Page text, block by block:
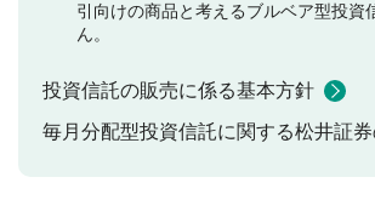
引向けの商品と考えるブルベア型投資
ん。
投資信託の販売に係る基本方針
毎月分配型投資信託に関する松井証